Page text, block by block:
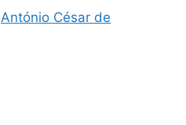
António César de